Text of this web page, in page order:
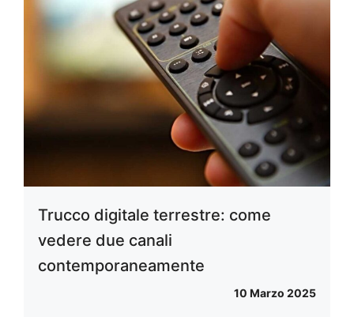
Trucco digitale terrestre: come
vedere due canali
contemporaneamente
10 Marzo 2025